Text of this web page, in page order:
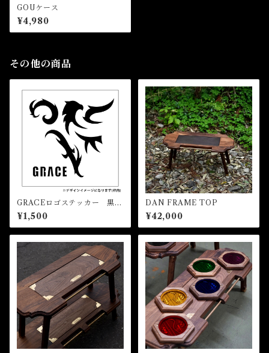
GOUケース
¥4,980
その他の商品
GRACEロゴステッカー 黒
(大)
¥1,500
DAN FRAME TOP
¥42,000